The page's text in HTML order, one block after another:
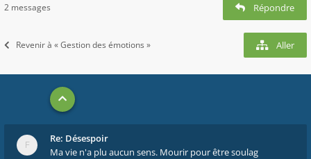
2 messages Répondre
Revenir à « Gestion des émotions » Aller
Re: Désespoir
Ma vie n'a plu aucun sens. Mourir pour être soulag